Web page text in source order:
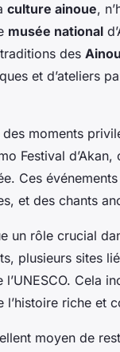
culture ainoue,
musée national
des
et d’ateliers
moments
Festival
Ces
et des chants
un rôle crucial
plusieurs sites
l’UNESCO. Cela
riche et
moyen de